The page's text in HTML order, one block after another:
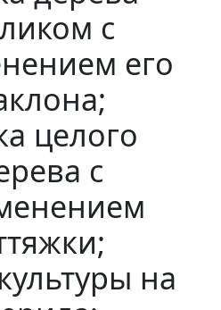
с
его
целого
с
на